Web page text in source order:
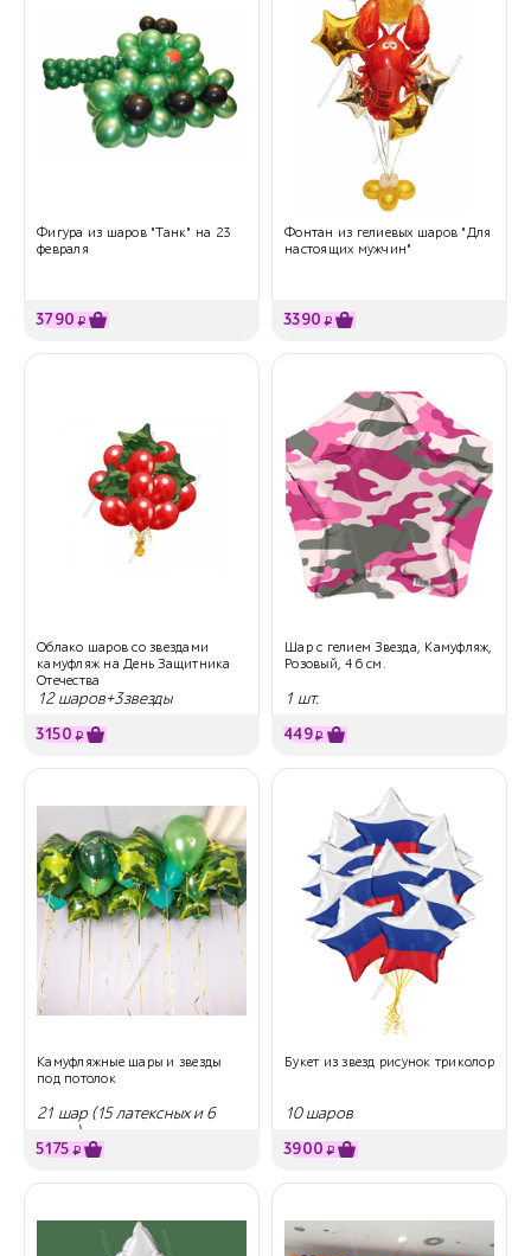
Фигура из шаров "Танк" на 23
февраля
3790 ₽
Фонтан из гелиевых шаров "Для
настоящих мужчин"
3390 ₽
Облако шаров со звездами
камуфляж на День Защитника
Отечества
12 шаров+3звезды
3150 ₽
Шар с гелием Звезда, Камуфляж,
Розовый, 46 см.
1 шт.
449₽
Камуфляжные шары и звезды
под потолок
21 шар (15 латексных и 6
звезд)
5175 ₽
Букет из звезд рисунок триколор
10 шаров
3900 ₽